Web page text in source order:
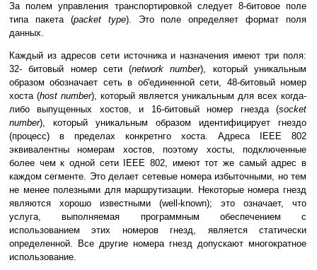
За полем управления транспортировкой следует 8-битовое поле
типа пакета (packet type). Это поле определяет формат поля
данных.
Каждый из адресов сети источника и назначения имеют три поля:
32- битовый номер сети (network number), который уникальным
образом обозначает сеть в об'единенной сети, 48-битовый номер
хоста (host number), который является уникальным для всех когда-
либо выпущенных хостов, и 16-битовый номер гнезда (socket
number), который уникальным образом идентифицирует гнездо
(процесс) в пределах конкретнго хоста. Адреса IEEE 802
эквивалентны номерам хостов, поэтому хосты, подключенные
более чем к одной сети IEEE 802, имеют тот же самый адрес в
каждом сегменте. Это делает сетевые номера избыточными, но тем
не менее полезными для маршрутизации. Некоторые номера гнезд
являются хорошо известными (well-known); это означает, что
услуга, выполняемая программным обеспечением с
использованием этих номеров гнезд, является статически
определенной. Все другие номера гнезд допускают многократное
использование.